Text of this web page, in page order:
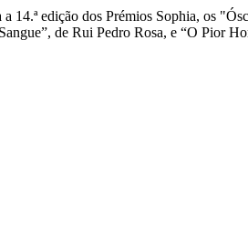
edição dos Prémios Sophia, os
de Rui Pedro Rosa, e “O Pior